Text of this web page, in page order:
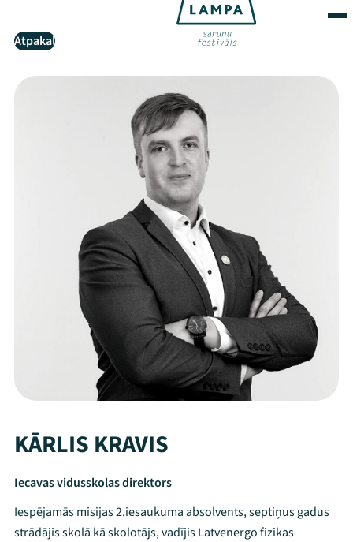
Atpakaļ
KĀRLIS KRAVIS
Iecavas vidusskolas direktors
Iespējamās misijas 2.iesaukuma absolvents, septiņus gadus
strādājis skolā kā skolotājs, vadījis Latvenergo fizikas